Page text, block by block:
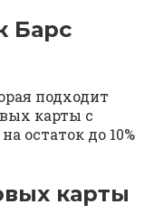
Барс
подходит
карты с
остаток до 10%
карты